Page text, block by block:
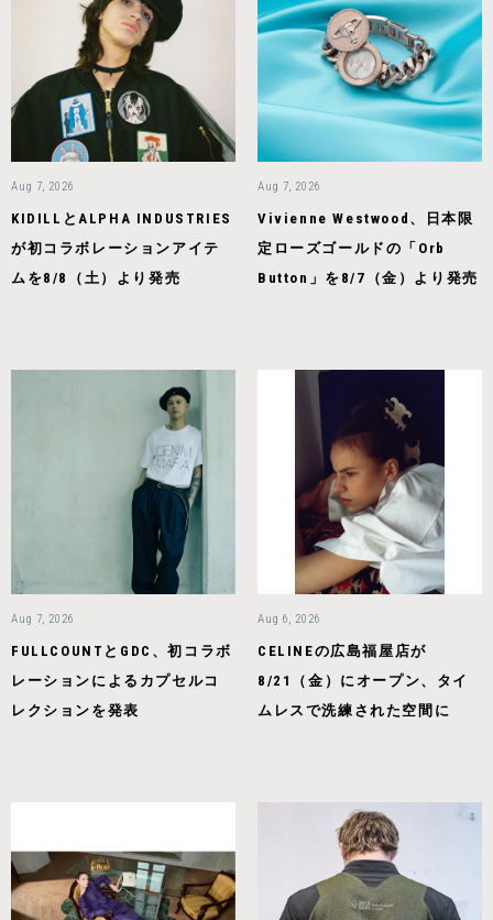
Aug 7, 2026
KIDILLとALPHA INDUSTRIES
が初コラボレーションアイテ
ムを8/8（土）より発売
Aug 7, 2026
Vivienne Westwood、日本限
定ローズゴールドの「Orb
Button」を8/7（金）より発売
Aug 7, 2026
FULLCOUNTとGDC、初コラボ
レーションによるカプセルコ
レクションを発表
Aug 6, 2026
CELINEの広島福屋店が
8/21（金）にオープン、タイ
ムレスで洗練された空間に